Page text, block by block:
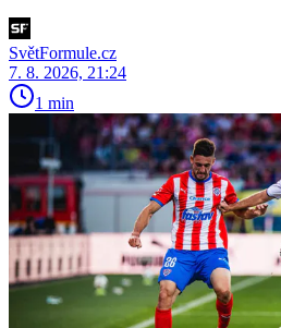
SvětFormule.cz
7. 8. 2026, 21:24
1 min